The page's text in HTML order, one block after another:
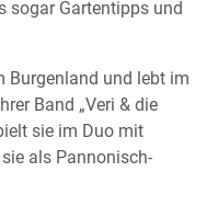
sogar Gartentipps und
Burgenland und lebt im
Band „Veri & die
sie im Duo mit
als Pannonisch-